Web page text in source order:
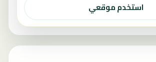
استخدم موقعي